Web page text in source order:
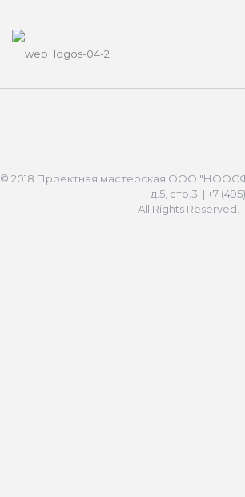
© 2018 Проектная мастерская ООО
д.5, стр.3. | +7
All Rights